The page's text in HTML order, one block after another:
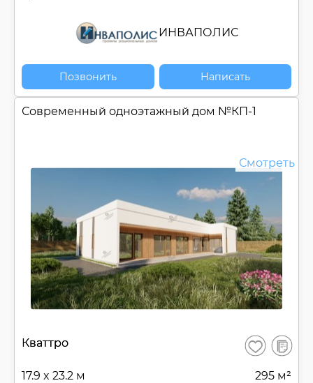
ИНВАПОЛИС
Позвонить Написать
Современный одноэтажный дом №КП-1
Смотреть
Кваттро Сохранить
В
17.9 x 23.2 м 295 м²